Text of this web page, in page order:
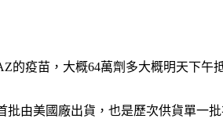
疫苗，大概64萬劑多大概明天下午抵
由美國廠出貨，也是歷次供貨單一